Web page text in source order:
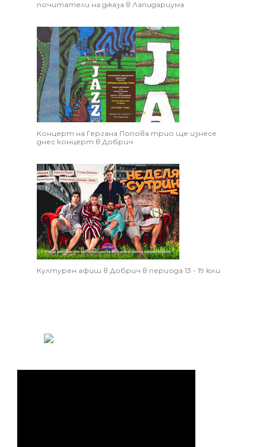
почитатели на джаза в Лапидариума
Концерт на Гергана Попова трио ще изнесе
днес концерт в Добрич
Културен афиш в Добрич в периода 13 - 19 юли